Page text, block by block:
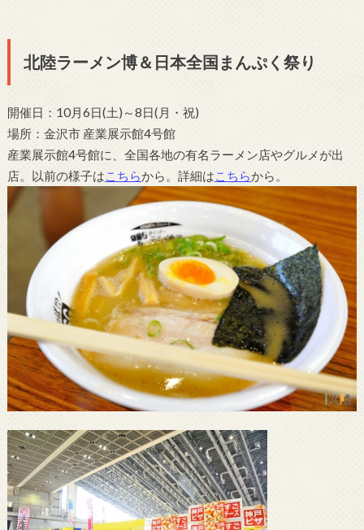
北陸ラーメン博＆日本全国まんぷく祭り
開催日：10月6日(土)～8日(月・祝)
場所：金沢市 産業展示館4号館
産業展示館4号館に、全国各地の有名ラーメン店やグルメが出
店。以前の様子は こちらから。詳細は こちらから。